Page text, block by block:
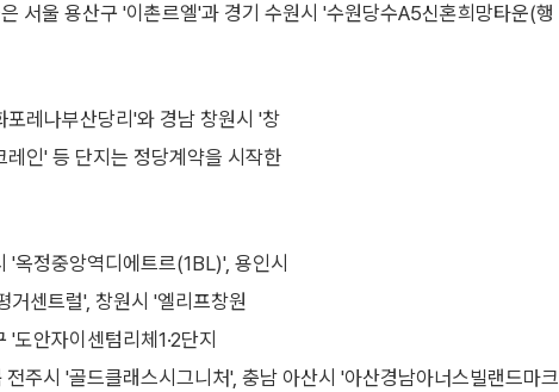
서울 용산구 '이촌르엘'과 경기 수원시 '수원당수A5신혼희망타운(행
레나부산당리'와 경남 창원시 '창
인' 등 단지는 정당계약을 시작한
옥정중앙역디에트르(1BL)', 용인시
거센트럴', 창원시 '엘리프창원
안자이센텀리체1·2단지
주시 '골드클래스시그니처', 충남 아산시 '아산경남아너스빌랜드마크